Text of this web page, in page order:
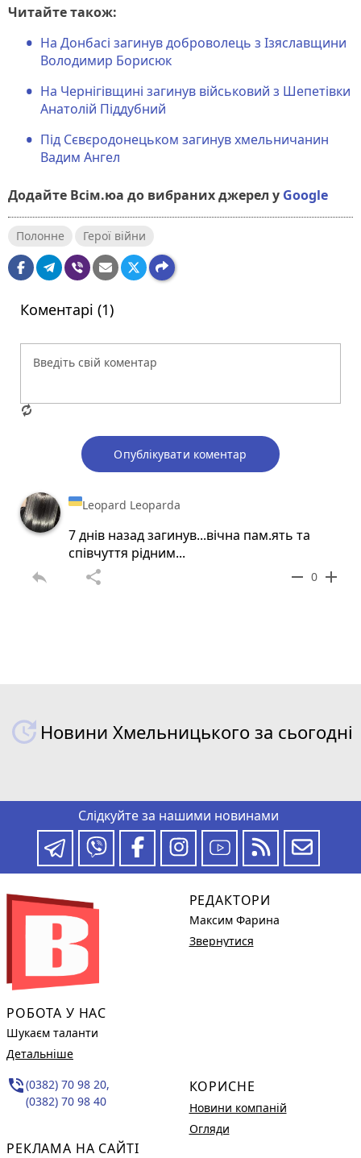
Читайте також:
На Донбасі загинув доброволець з Ізяславщини
Володимир Борисюк
На Чернігівщині загинув військовий з Шепетівки
Анатолій Піддубний
Під Сєвєродонецьком загинув хмельничанин
Вадим Ангел
Додайте Всім.юа до вибраних джерел у Google
Полонне Герої війни
Коментарі (1)
Опублікувати коментар
Leopard Leoparda
7 днів назад загинув...вічна пам.ять та
співчуття рідним...
reply share remove 0 add
Новини Хмельницького за сьогодні
Слідкуйте за нашими новинами
РОБОТА У НАС
Шукаєм таланти
Детальніше
phone_in_talk(0382) 70 98 20,
(0382) 70 98 40
РЕКЛАМА НА САЙТІ
РЕДАКТОРИ
Максим Фарина
Звернутися
КОРИСНЕ
Новини компаній
Огляди